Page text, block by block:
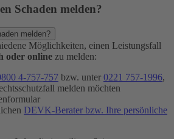
Schaden melden?
melden?
Möglichkeiten, einen Leistungsfall
oder online zu melden:
4-757-757 bzw. unter 0221 757-1996,
melden möchten
DEVK-Berater bzw. Ihre persönliche